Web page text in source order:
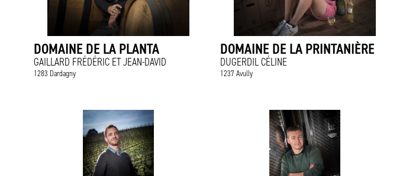
DOMAINE DE LA PLANTA
GAILLARD FRÉDÉRIC ET JEAN-DAVID
1283 Dardagny
DOMAINE DE LA PRINTANIÈRE
DUGERDIL CÉLINE
1237 Avully